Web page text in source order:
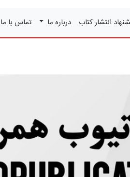
انتشار کتاب درباره ما تماس با